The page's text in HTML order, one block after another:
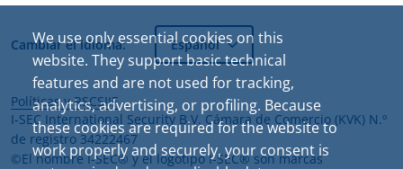
Cambiar el idioma: Español
Políticas y RSCSIIF
I-SEC International Security B.V. Cámara de Comercio (KVK) N.º
de registro 34222467
©El nombre I-SEC® y el logotipo I-SEC® son marcas